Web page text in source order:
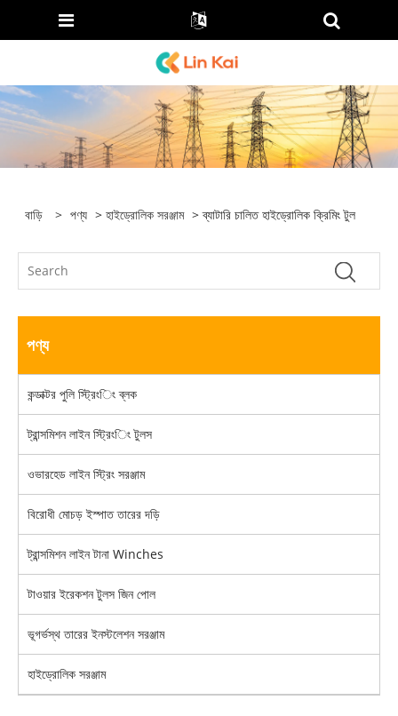
বাড়ি > পণ্য >হাইড্রোলিক সরঞ্জাম > ব্যাটারি চালিত হাইড্রোলিক ক্রিমিং টুল
পণ্য
কন্ডাক্টর পুলি স্ট্রিংিং ব্লক
ট্রান্সমিশন লাইন স্ট্রিংিং টুলস
ওভারহেড লাইন স্ট্রিং সরঞ্জাম
বিরোধী মোচড় ইস্পাত তারের দড়ি
ট্রান্সমিশন লাইন টানা Winches
টাওয়ার ইরেকশন টুলস জিন পোল
ভূগর্ভস্থ তারের ইনস্টলেশন সরঞ্জাম
হাইড্রোলিক সরঞ্জাম